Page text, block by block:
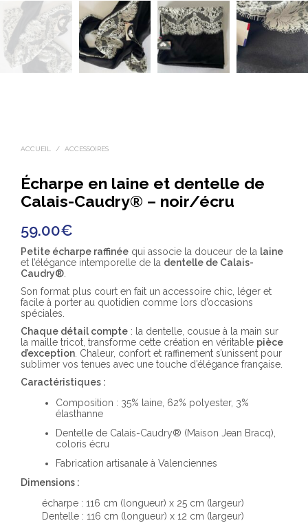
ACCUEIL / ACCESSOIRES
Écharpe en laine et dentelle de
Calais-Caudry® – noir/écru
59.00€
Petite écharpe raffinée qui associe la douceur de la laine
et l’élégance intemporelle de la dentelle de Calais-
Caudry®
Son format plus court en fait un accessoire chic, léger et
facile à porter au quotidien comme lors d’occasions
spéciales.
Chaque détail compte : la dentelle, cousue à la main sur
la maille tricot, transforme cette création en véritable pièce
d’exception . Chaleur, confort et raffinement s’unissent pour
sublimer vos tenues avec une touche d’élégance française.
Caractéristiques :
Composition : 35% laine, 62% polyester, 3%
élasthanne
Dentelle de Calais-Caudry® (Maison Jean Bracq),
coloris écru
Fabrication artisanale à Valenciennes
Dimensions :
écharpe : 116 cm (longueur) x 25 cm (largeur)
Dentelle : 116 cm (longueur) x 12 cm (largeur)